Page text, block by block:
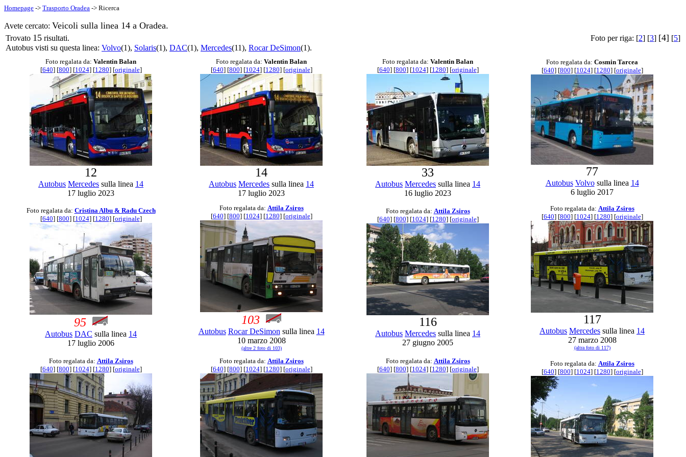
Homepage -> Trasporto Oradea -> Ricerca
Avete cercato: Veicoli sulla linea 14 a Oradea.
Trovato 15 risultati.
Autobus visti su questa linea: Volvo(1), Solaris(1), DAC(1), Mercedes(11), Rocar DeSimon(1).
Foto per riga: [2] [3] [4] [5]
Foto regalata da: Valentin Balan
[640] [800] [1024] [1280] [originale]
12
Autobus Mercedes sulla linea 14
17 luglio 2023
Foto regalata da: Valentin Balan
[640] [800] [1024] [1280] [originale]
14
Autobus Mercedes sulla linea 14
17 luglio 2023
Foto regalata da: Valentin Balan
[640] [800] [1024] [1280] [originale]
33
Autobus Mercedes sulla linea 14
16 luglio 2023
Foto regalata da: Cosmin Tarcea
[640] [800] [1024] [1280] [originale]
77
Autobus Volvosulla linea 14
6 luglio 2017
Foto regalata da: Cristina Albu & Radu Czech
[640] [800] [1024] [1280] [originale]
95
Autobus DAC sulla linea 14
17 luglio 2006
Foto regalata da: Attila Zsiros
[640] [800] [1024] [1280] [originale]
103
Autobus Rocar DeSimon sulla linea 14
10 marzo 2008
(altre 2 foto di 103)
Foto regalata da: Attila Zsiros
[640] [800] [1024] [1280] [originale]
116
Autobus Mercedes sulla linea 14
27 giugno 2005
Foto regalata da: Attila Zsiros
[640] [800] [1024] [1280] [originale]
117
Autobus Mercedes sulla linea 14
27 marzo 2008
(altra foto di 117)
Foto regalata da: Attila Zsiros
[640] [800] [1024] [1280] [originale]
Foto regalata da: Attila Zsiros
[640] [800] [1024] [1280] [originale]
Foto regalata da: Attila Zsiros
[640] [800] [1024] [1280] [originale]
Foto regalata da: Attila Zsiros
[640] [800] [1024] [1280] [originale]